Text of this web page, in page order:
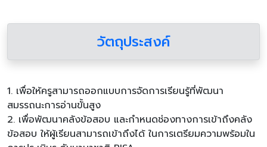
วัตถุประสงค์
1. เพื่อให้ครูสามารถออกแบบการจัดการเรียนรู้ที่พัฒนา
สมรรถนะการอ่านขั้นสูง
2. เพื่อพัฒนาคลังข้อสอบ และกำหนดช่องทางการเข้าถึงคลัง
ข้อสอบ ให้ผู้เรียนสามารถเข้าถึงได้ ในการเตรียมความพร้อมใน